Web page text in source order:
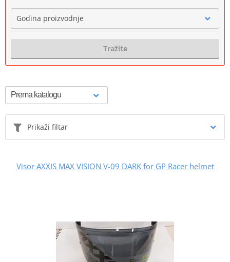
Godina proizvodnje
Tražite
Prikaži filtar
Visor AXXIS MAX VISION V-09 DARK for GP Racer helmet